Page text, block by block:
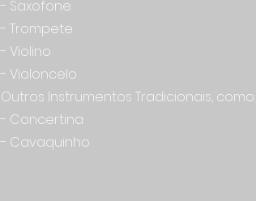
- Saxofone
- Trompete
- Violino
- Violoncelo
Outros Instrumentos Tradicionais, como:
- Concertina
- Cavaquinho